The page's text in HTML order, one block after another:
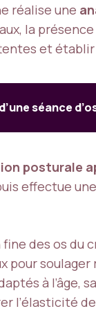
réalise une
la
et
séance
posturale
effectue une
des os du
pour
à l’âge,
l’élasticité